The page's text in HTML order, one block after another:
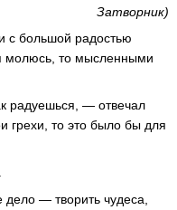
Затворник)
с большой радостью
молюсь, то мысленными
радуешься, — отвечал
грехи, то это было бы для
— творить чудеса,